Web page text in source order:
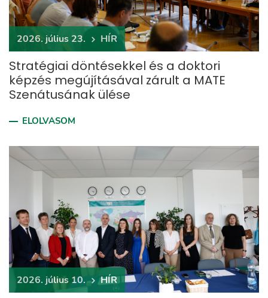
2026. július 23. HÍR
Stratégiai döntésekkel és a doktori
képzés megújításával zárult a MATE
Szenátusának ülése
ELOLVASOM
2026. július 10. HÍR